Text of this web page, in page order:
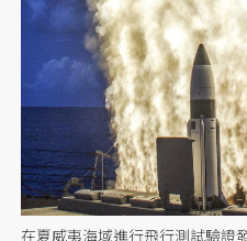
在夏威夷海域進行飛行測試驗證